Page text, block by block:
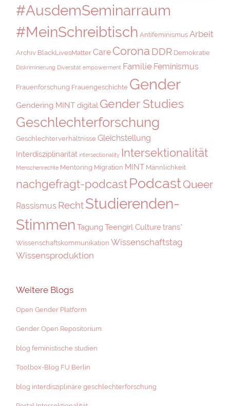
#AusdemSeminarraum
#MeinSchreibtisch Antifeminismus Arbeit
Archiv BlackLivesMatter Care Corona DDR Demokratie
Diskriminierung Diversität empowerment Familie Feminismus
Frauenforschung Frauengeschichte Gender
Gendering MINT digital Gender Studies
Geschlechterforschung
Geschlechterverhältnisse Gleichstellung
Interdisziplinarität intersectionality Intersektionalität
Menschenrechte Mentoring Migration MINT Männlichkeit
nachgefragt-podcastPodcastQueer
Rassismus RechtStudierenden-
Stimmen Tagung Teengirl Culturetrans*
Wissenschaftskommunikation Wissenschaftstag
Wissensproduktion
Weitere Blogs
Open Gender Platform
Gender Open Repositorium
blog feministische studien
Toolbox-Blog FU Berlin
blog interdisziplinäre geschlechterforschung